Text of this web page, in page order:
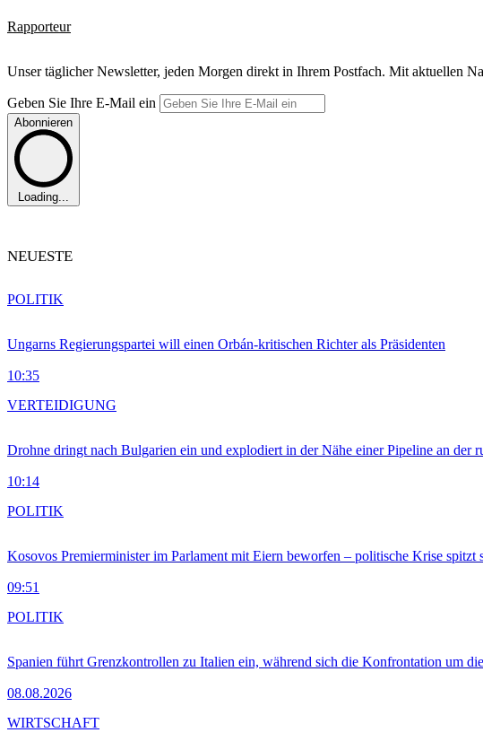
Rapporteur
Unser täglicher Newsletter, jeden Morgen direkt in Ihrem Postfach. Mit aktuellen
Geben Sie Ihre E-Mail ein
Abonnieren
Loading...
NEUESTE
Ungarns Regierungspartei will einen Orbán-kritischen Richter als Präsidenten
10:35
POLITIK
Drohne dringt nach Bulgarien ein und explodiert in der Nähe einer Pipeline an der
10:14
VERTEIDIGUNG
Kosovos Premierminister im Parlament mit Eiern beworfen – politische Krise spitzt
09:51
POLITIK
Spanien führt Grenzkontrollen zu Italien ein, während sich die Konfrontation um
08.08.2026
POLITIK
WIRTSCHAFT